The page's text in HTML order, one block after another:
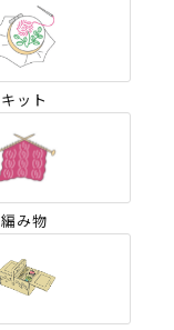
キット
編み物